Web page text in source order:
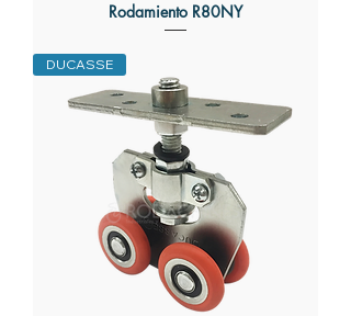
Rodamiento R80NY
DUCASSE